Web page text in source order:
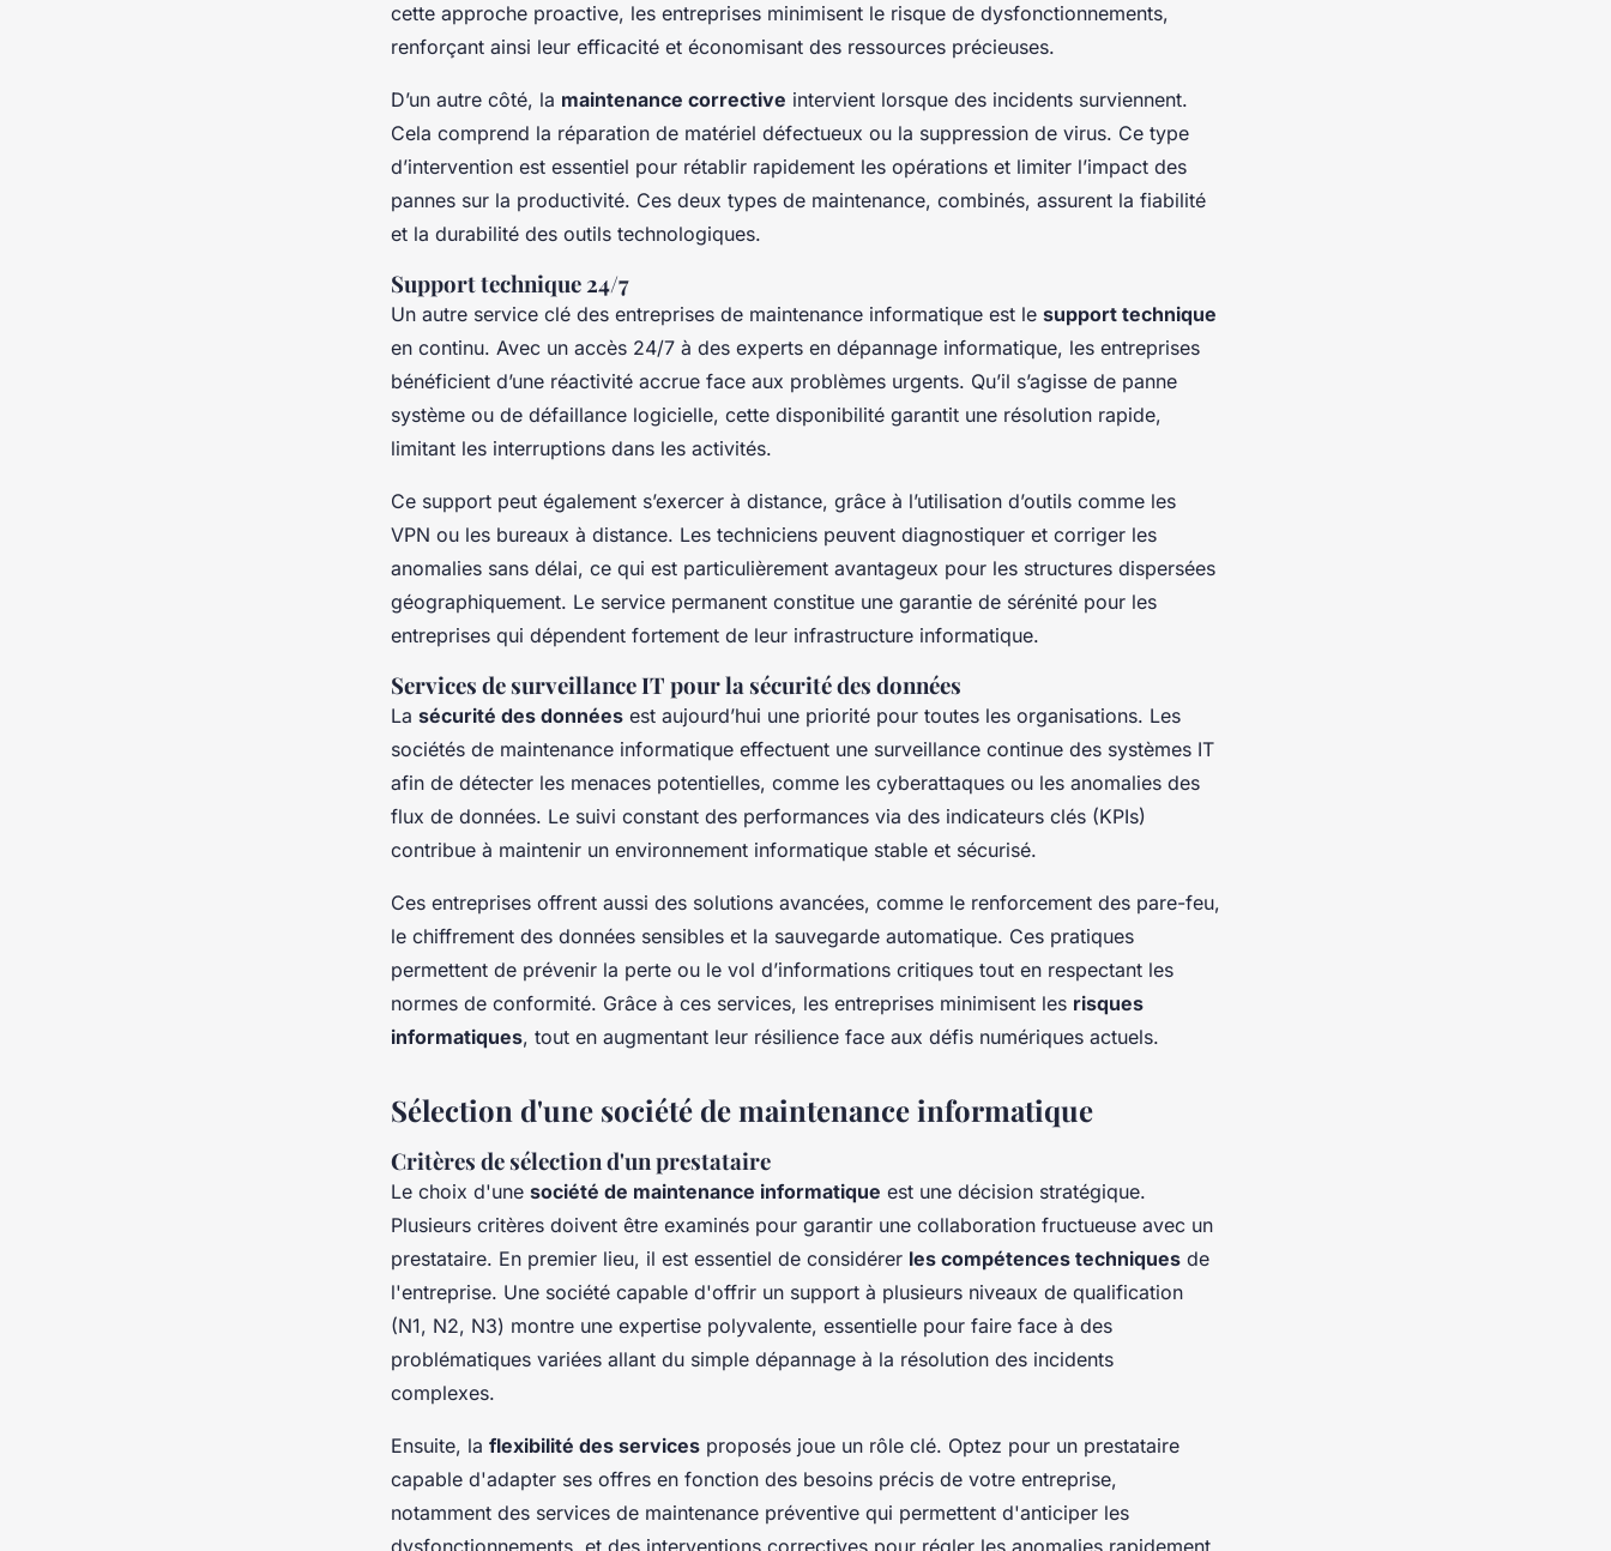
cette approche proactive, les entreprises minimisent le risque de dysfonctionnements,
renforçant ainsi leur efficacité et économisant des ressources précieuses.
D’un autre côté, la maintenance corrective intervient lorsque des incidents surviennent.
Cela comprend la réparation de matériel défectueux ou la suppression de virus. Ce type
d’intervention est essentiel pour rétablir rapidement les opérations et limiter l’impact des
pannes sur la productivité. Ces deux types de maintenance, combinés, assurent la fiabilité
et la durabilité des outils technologiques.
Support technique 24/7
Un autre service clé des entreprises de maintenance informatique est le support technique
en continu. Avec un accès 24/7 à des experts en dépannage informatique, les entreprises
bénéficient d’une réactivité accrue face aux problèmes urgents. Qu’il s’agisse de panne
système ou de défaillance logicielle, cette disponibilité garantit une résolution rapide,
limitant les interruptions dans les activités.
Ce support peut également s’exercer à distance, grâce à l’utilisation d’outils comme les
VPN ou les bureaux à distance. Les techniciens peuvent diagnostiquer et corriger les
anomalies sans délai, ce qui est particulièrement avantageux pour les structures dispersées
géographiquement. Le service permanent constitue une garantie de sérénité pour les
entreprises qui dépendent fortement de leur infrastructure informatique.
Services de surveillance IT pour la sécurité des données
La sécurité des données est aujourd’hui une priorité pour toutes les organisations. Les
sociétés de maintenance informatique effectuent une surveillance continue des systèmes IT
afin de détecter les menaces potentielles, comme les cyberattaques ou les anomalies des
flux de données. Le suivi constant des performances via des indicateurs clés (KPIs)
contribue à maintenir un environnement informatique stable et sécurisé.
Ces entreprises offrent aussi des solutions avancées, comme le renforcement des pare-feu,
le chiffrement des données sensibles et la sauvegarde automatique. Ces pratiques
permettent de prévenir la perte ou le vol d’informations critiques tout en respectant les
normes de conformité. Grâce à ces services, les entreprises minimisent les risques
informatiques, tout en augmentant leur résilience face aux défis numériques actuels.
Sélection d'une société de maintenance informatique
Critères de sélection d'un prestataire
Le choix d'une société de maintenance informatique est une décision stratégique.
Plusieurs critères doivent être examinés pour garantir une collaboration fructueuse avec un
prestataire. En premier lieu, il est essentiel de considérer les compétences techniques de
l'entreprise. Une société capable d'offrir un support à plusieurs niveaux de qualification
(N1, N2, N3) montre une expertise polyvalente, essentielle pour faire face à des
problématiques variées allant du simple dépannage à la résolution des incidents
complexes.
Ensuite, la flexibilité des services proposés joue un rôle clé. Optez pour un prestataire
capable d'adapter ses offres en fonction des besoins précis de votre entreprise,
notamment des services de maintenance préventive qui permettent d'anticiper les